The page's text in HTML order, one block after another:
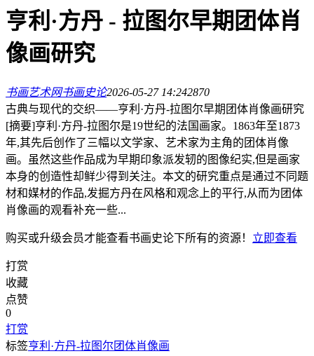
亨利·方丹 - 拉图尔早期团体肖
像画研究
书画艺术网书画史论2026-05-27 14:242870
古典与现代的交织——亨利·方丹-拉图尔早期团体肖像画研究
[摘要]亨利·方丹-拉图尔是19世纪的法国画家。1863年至1873
年,其先后创作了三幅以文学家、艺术家为主角的团体肖像
画。虽然这些作品成为早期印象派发轫的图像纪实,但是画家
本身的创造性却鲜少得到关注。本文的研究重点是通过不同题
材和媒材的作品,发掘方丹在风格和观念上的平行,从而为团体
肖像画的观看补充一些...
购买或升级会员才能查看书画史论下所有的资源！ 立即查看
打赏
收藏
点赞
0
打赏
标签亨利·方丹-拉图尔 团体肖像画